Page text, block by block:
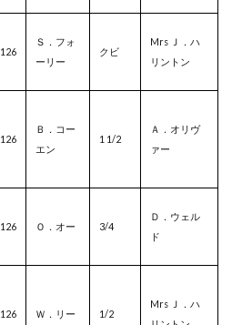
126
Ｓ．フォ
ーリー
クビ
Mrs Ｊ．ハ
リントン
126
Ｂ．コー
エン
1 1/2
Ａ．オリヴ
ァー
126 Ｏ．オー 3/4
Ｄ．ウェル
ド
126 Ｗ．リー 1/2
Mrs Ｊ．ハ